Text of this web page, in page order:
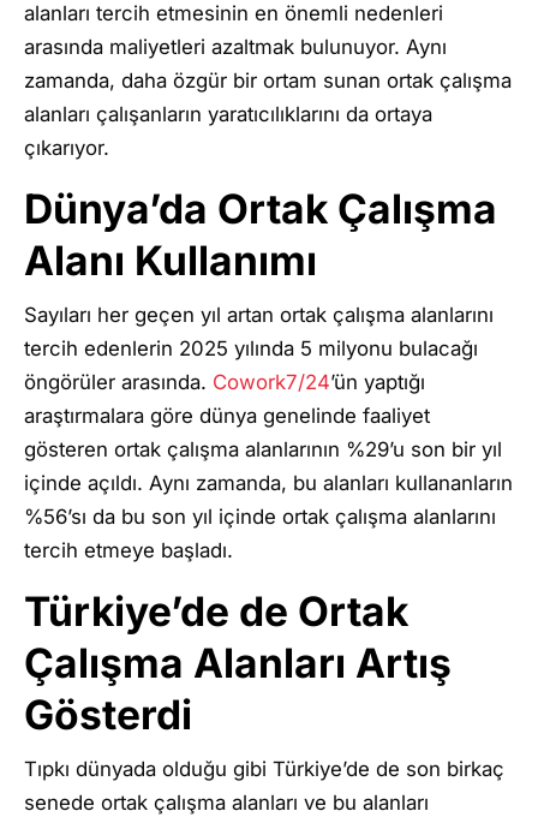
alanları tercih etmesinin en önemli nedenleri
arasında maliyetleri azaltmak bulunuyor. Aynı
zamanda, daha özgür bir ortam sunan ortak çalışma
alanları çalışanların yaratıcılıklarını da ortaya
çıkarıyor.
Dünya’da Ortak Çalışma
Alanı Kullanımı
Sayıları her geçen yıl artan ortak çalışma alanlarını
tercih edenlerin 2025 yılında 5 milyonu bulacağı
öngörüler arasında. Cowork7/24’ün yaptığı
araştırmalara göre dünya genelinde faaliyet
gösteren ortak çalışma alanlarının %29’u son bir yıl
içinde açıldı. Aynı zamanda, bu alanları kullananların
%56’sı da bu son yıl içinde ortak çalışma alanlarını
tercih etmeye başladı.
Türkiye’de de Ortak
Çalışma Alanları Artış
Gösterdi
Tıpkı dünyada olduğu gibi Türkiye’de de son birkaç
senede ortak çalışma alanları ve bu alanları